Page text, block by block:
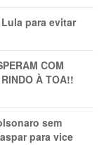
para evitar
COM
À TOA!!
sem
para vice